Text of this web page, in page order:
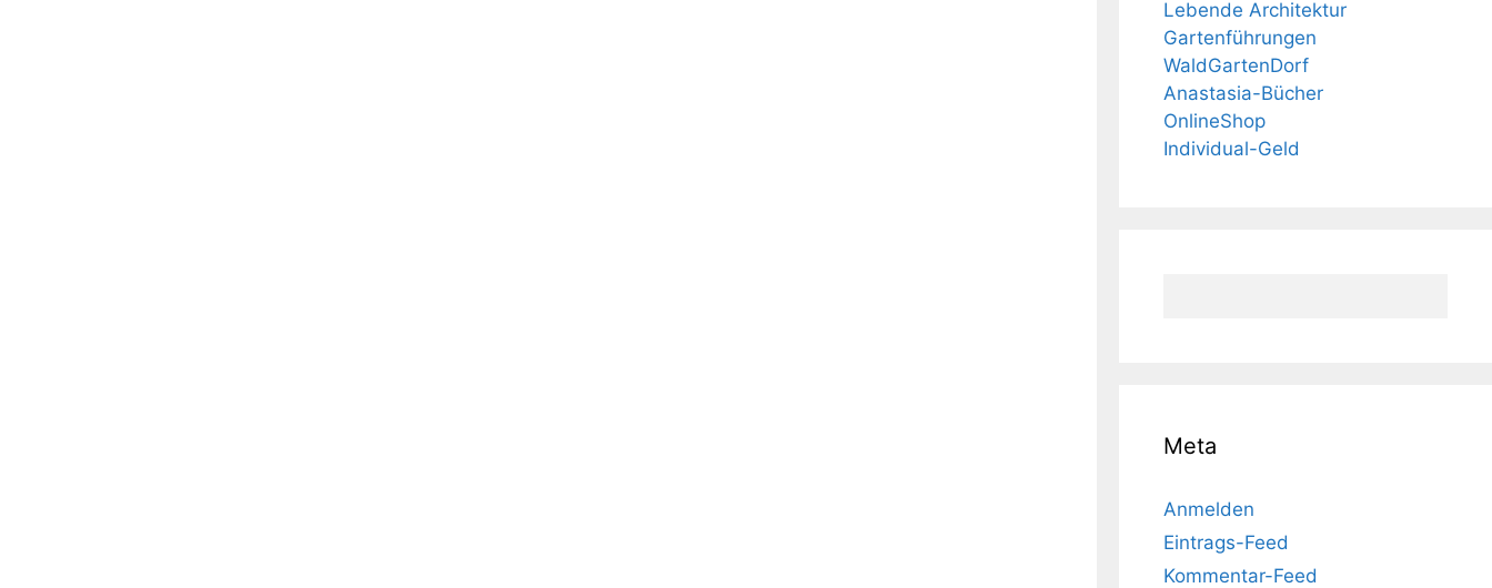
Lebende Architektur
Gartenführungen
WaldGartenDorf
Anastasia-Bücher
OnlineShop
Individual-Geld
Meta
Anmelden
Eintrags-Feed
Kommentar-Feed